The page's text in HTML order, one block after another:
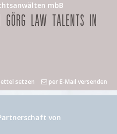
mbB
GÖRG LAW TALENTS IN
setzen per E-Mail versenden
von